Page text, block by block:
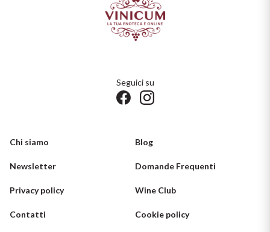
Seguici su
Chi siamo Blog
Newsletter Domande Frequenti
Privacy policy Wine Club
Contatti Cookie policy